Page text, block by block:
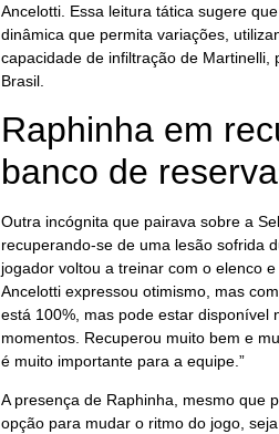
Ancelotti. Essa leitura tática sugere
dinâmica que permita variações,
capacidade de infiltração de
Brasil.
Raphinha em
banco de
Outra incógnita que pairava sobre a
recuperando-se de uma lesão sofrida
jogador voltou a treinar com o elenco
Ancelotti expressou otimismo, mas
está 100%, mas pode estar disponível
momentos. Recuperou muito bem e
é muito importante para a equipe.”
A presença de Raphinha, mesmo que
opção para mudar o ritmo do jogo,